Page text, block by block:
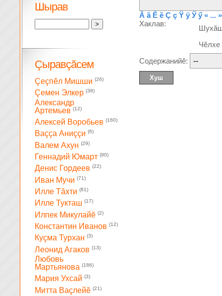
Ă ă Ĕ ĕ Ç ç Ÿ ÿ Ӳ ӳ « ... »
Хаклав:
Содержанийĕ:
Шырав
Çыравçăсем
Çеçпĕл Мишши (26)
Çемен Элкер (38)
Александр
Артемьев (12)
Алексей Воробьев (160)
Ваççа Аниççи (6)
Валем Ахун (29)
Геннадий Юмарт (90)
Денис Гордеев (22)
Иван Мучи (71)
Илле Тăхти (81)
Илле Тукташ (17)
Илпек Микулайĕ (2)
Константин Иванов (12)
Куçма Турхан (3)
Леонид Агаков (13)
Любовь
Мартьянова (186)
Мария Ухсай (3)
Митта Ваçлейĕ (21)